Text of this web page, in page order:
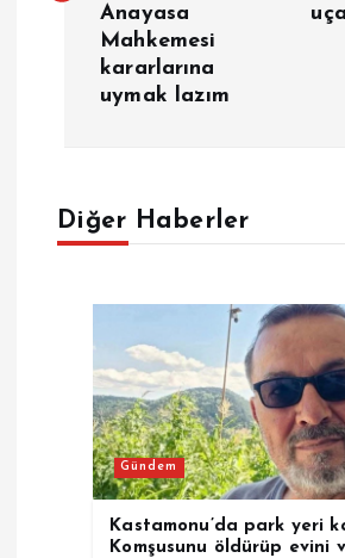
z
Anayasa
Mahkemesi
kararlarına
uymak lazım
Diğer Haberler
Gündem
Kastamonu’da park yeri
Komşusunu öldürüp evini